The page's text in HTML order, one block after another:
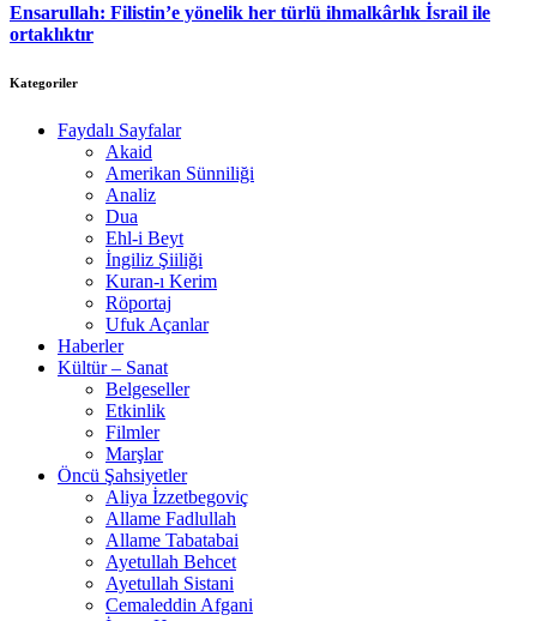
Ensarullah: Filistin’e yönelik her türlü ihmalkârlık İsrail ile
ortaklıktır
Kategoriler
Faydalı Sayfalar
Akaid
Amerikan Sünniliği
Analiz
Dua
Ehl-i Beyt
İngiliz Şiiliği
Kuran-ı Kerim
Röportaj
Ufuk Açanlar
Haberler
Kültür – Sanat
Belgeseller
Etkinlik
Filmler
Marşlar
Öncü Şahsiyetler
Aliya İzzetbegoviç
Allame Fadlullah
Allame Tabatabai
Ayetullah Behcet
Ayetullah Sistani
Cemaleddin Afgani